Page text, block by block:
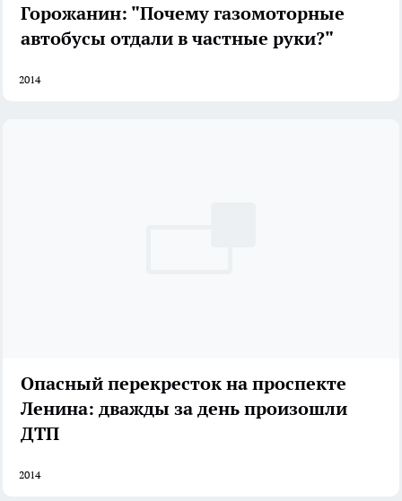
Горожанин: "Почему газомоторные
автобусы отдали в частные руки?"
2014
Опасный перекресток на проспекте
Ленина: дважды за день произошли
ДТП
2014